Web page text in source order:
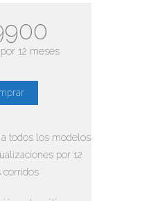
12 meses
todos los modelos
por 12
corridos